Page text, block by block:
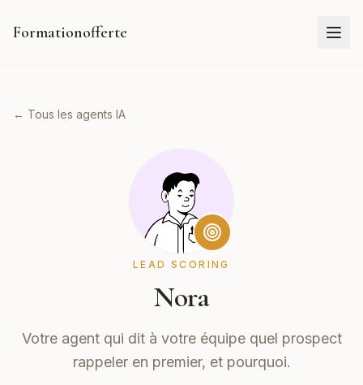
Formationofferte
← Tous les agents IA
LEAD SCORING
Nora
Votre agent qui dit à votre équipe quel prospect
rappeler en premier, et pourquoi.